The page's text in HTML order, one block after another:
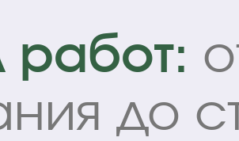
работ:
до